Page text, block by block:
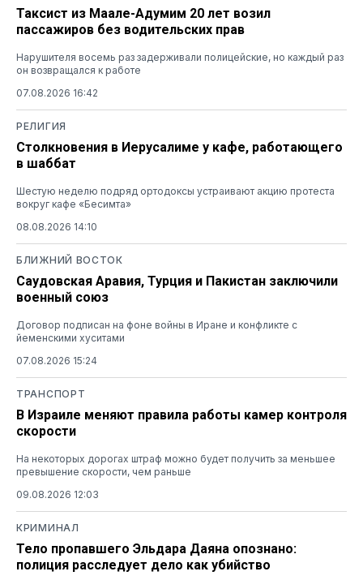
Таксист из Маале-Адумим 20 лет возил
пассажиров без водительских прав
Нарушителя восемь раз задерживали полицейские, но каждый раз
он возвращался к работе
07.08.2026 16:42
РЕЛИГИЯ
Столкновения в Иерусалиме у кафе, работающего
в шаббат
Шестую неделю подряд ортодоксы устраивают акцию протеста
вокруг кафе «Бесимта»
08.08.2026 14:10
БЛИЖНИЙ ВОСТОК
Саудовская Аравия, Турция и Пакистан заключили
военный союз
Договор подписан на фоне войны в Иране и конфликте с
йеменскими хуситами
07.08.2026 15:24
ТРАНСПОРТ
В Израиле меняют правила работы камер контроля
скорости
На некоторых дорогах штраф можно будет получить за меньшее
превышение скорости, чем раньше
09.08.2026 12:03
КРИМИНАЛ
Тело пропавшего Эльдара Даяна опознано:
полиция расследует дело как убийство